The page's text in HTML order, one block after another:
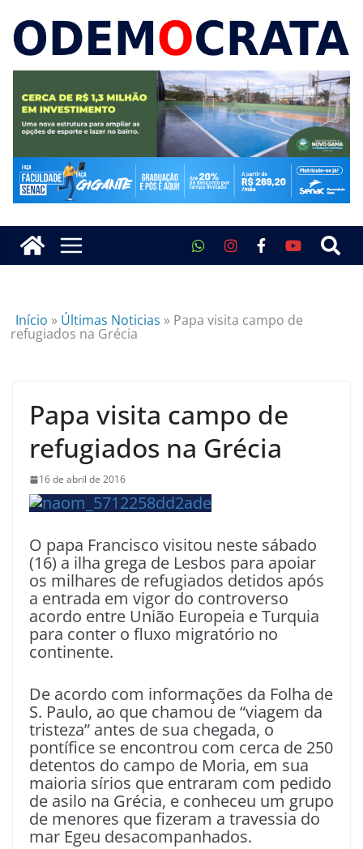
Início » Últimas Noticias » Papa visita campo de
refugiados na Grécia
Papa visita campo de
refugiados na Grécia
16 de abril de 2016
O papa Francisco visitou neste sábado
(16) a ilha grega de Lesbos para apoiar
os milhares de refugiados detidos após
a entrada em vigor do controverso
acordo entre União Europeia e Turquia
para conter o fluxo migratório no
continente.
De acordo com informações da Folha de
S. Paulo, ao que chamou de “viagem da
tristeza” antes de sua chegada, o
pontífice se encontrou com cerca de 250
detentos do campo de Moria, em sua
maioria sírios que entraram com pedido
de asilo na Grécia, e conheceu um grupo
de menores que fizeram a travessia do
mar Egeu desacompanhados.